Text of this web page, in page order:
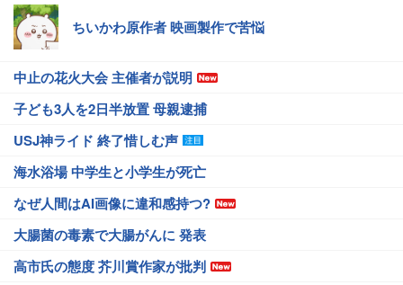
ちいかわ原作者 映画製作で苦悩
中止の花火大会 主催者が説明
子ども3人を2日半放置 母親逮捕
USJ神ライド 終了惜しむ声
海水浴場 中学生と小学生が死亡
なぜ人間はAI画像に違和感持つ?
大腸菌の毒素で大腸がんに 発表
高市氏の態度 芥川賞作家が批判